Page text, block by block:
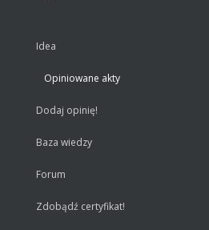
Idea
Opiniowane akty
Dodaj opinię!
Baza wiedzy
Forum
Zdobądź certyfikat!